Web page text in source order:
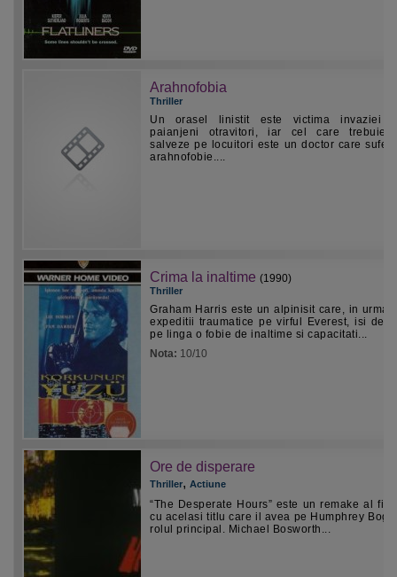
Arahnofobia
Thriller
Un orasel linistit este victima invaziei
paianjeni otravitori, iar cel care trebuie
salveze pe locuitori este un doctor care
arahnofobie....
Crima la inaltime (1990)
Thriller
Graham Harris este un alpinisit care, in urma
expeditii traumatice pe virful Everest, isi
pe linga o fobie de inaltime si capacitati...
Nota: 10/10
Ore de disperare
Thriller, Actiune
“The Desperate Hours” este un remake al
cu acelasi titlu care il avea pe Humphrey
rolul principal. Michael Bosworth...